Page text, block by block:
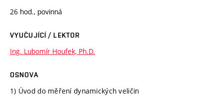
26 hod., povinná
VYUČUJÍCÍ / LEKTOR
Ing. Lubomír Houfek, Ph.D.
OSNOVA
1) Úvod do měření dynamických veličin